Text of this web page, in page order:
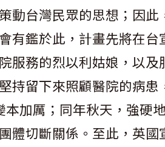
動台灣民眾的思想；因此
有鑑於此，計畫先將在台
服務的烈以利姑娘，以及
持留下來照顧醫院的病患
加厲；同年秋天，強硬
體切斷關係。至此，英國